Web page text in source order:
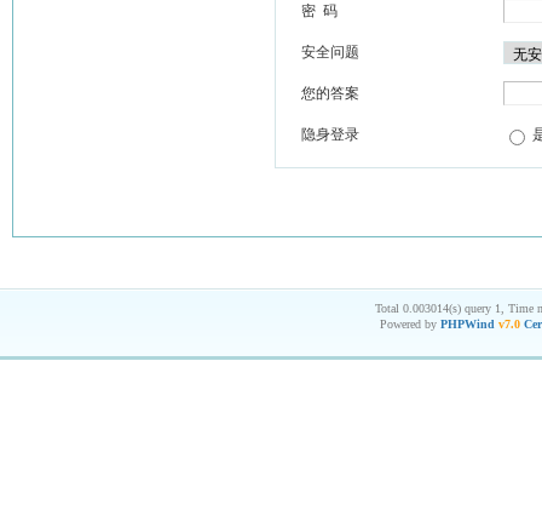
密 码
安全问题
您的答案
隐身登录
Total 0.003014(s) query 1, Time
Powered by PHPWind v7.0